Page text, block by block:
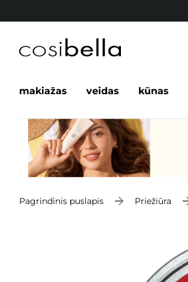
makiažas veidas kūnas
Pagrindinis puslapis Priežiūra